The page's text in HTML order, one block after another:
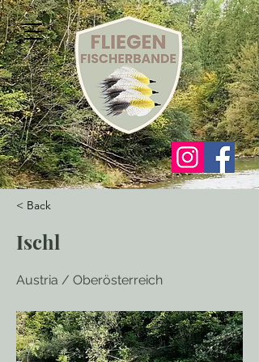
< Back
Ischl
Austria / Oberösterreich